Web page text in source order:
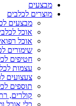
מבצעים
מוצרים לכלבים
מבצעים
אוכל
אוכל
שימורים
חטיפים
עצמות
צעצועים
תוספים
קולרים,